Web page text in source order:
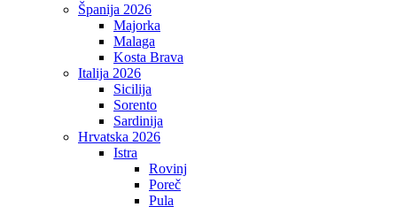
Španija 2026
Majorka
Malaga
Kosta Brava
Italija 2026
Sicilija
Sorento
Sardinija
Hrvatska 2026
Istra
Rovinj
Poreč
Pula